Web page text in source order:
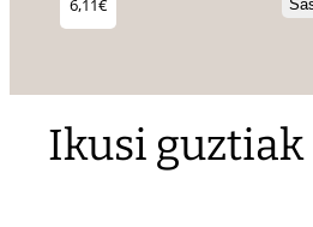
6,11€
Ikusi guztiak